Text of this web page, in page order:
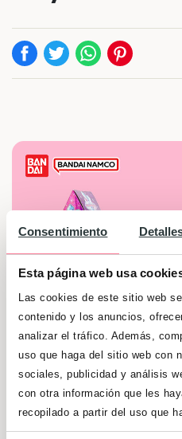
Consentimiento
Esta página web usa
Las cookies de este sitio web
contenido y los anuncios,
analizar el tráfico. Además,
uso que haga del sitio web con
sociales, publicidad y análisis
con otra información que les
recopilado a partir del uso que
Llena de magia tu
estupendo sorteo en el